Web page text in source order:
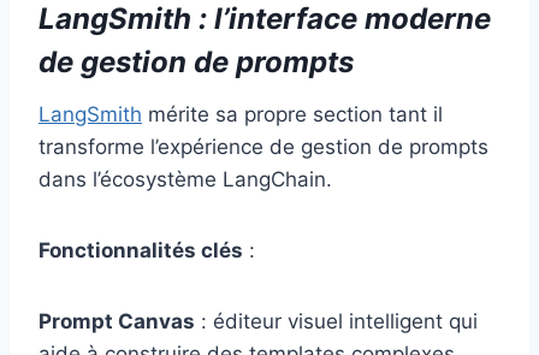
LangSmith : l’interface moderne
de gestion de prompts
LangSmith mérite sa propre section tant il
transforme l’expérience de gestion de prompts
dans l’écosystème LangChain.
Fonctionnalités clés :
Prompt Canvas : éditeur visuel intelligent qui